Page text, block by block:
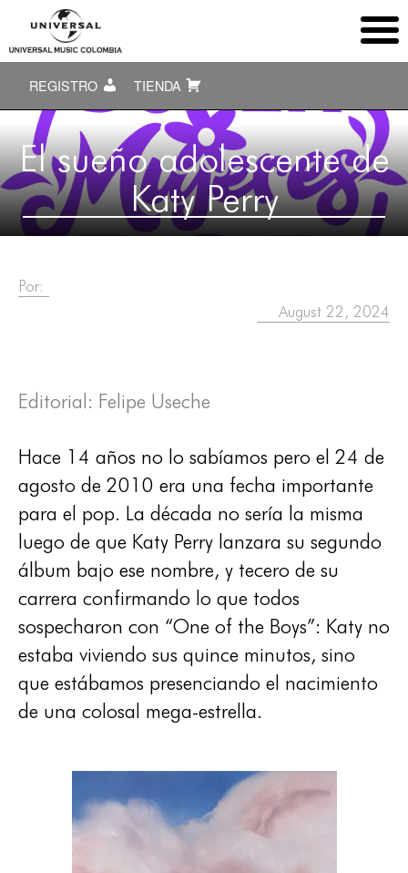
REGISTRO TIENDA
El sueño adolescente de
Katy Perry
Por:
August 22, 2024
Editorial: Felipe Useche
Hace 14 años no lo sabíamos pero el 24 de
agosto de 2010 era una fecha importante
para el pop. La década no sería la misma
luego de que Katy Perry lanzara su segundo
álbum bajo ese nombre, y tecero de su
carrera confirmando lo que todos
sospecharon con “One of the Boys”: Katy no
estaba viviendo sus quince minutos, sino
que estábamos presenciando el nacimiento
de una colosal mega-estrella.